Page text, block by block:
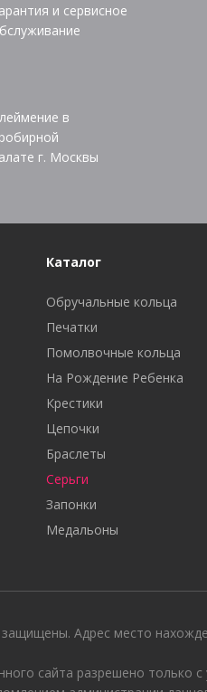
и сервисное
в
г. Москвы
Каталог
Обручальные кольца
Печатки
Помолвочные кольца
На Рождение Ребенка
Крестики
Цепочки
Браслеты
Серьги
Запонки
Медальоны
Адрес место
сайта разрешено только с